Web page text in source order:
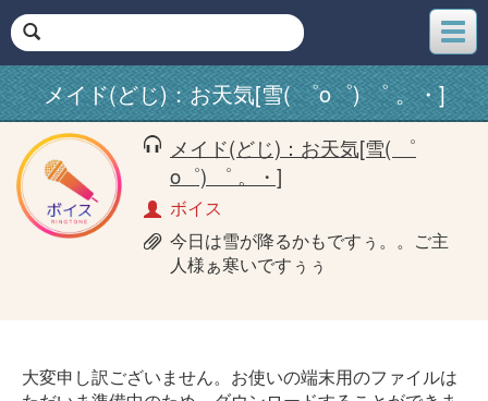
メ
ニ
ュ
ー
メイド(どじ)：お天気[雪( ゜o゜) ゜ 。・]
メイド(どじ)：お天気[雪( ゜
o゜) ゜ 。・]
ボイス
今日は雪が降るかもですぅ。。ご主
人様ぁ寒いですぅぅ
大変申し訳ございません。お使いの端末用のファイルは